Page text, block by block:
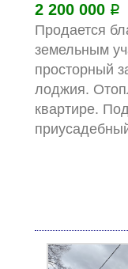
2 200 000 Р
Продается
земельным
просторный
лоджия.
квартире.